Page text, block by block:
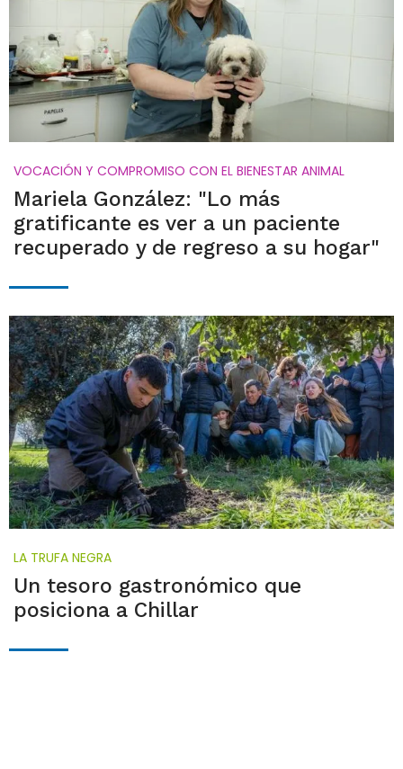
VOCACIÓN Y COMPROMISO CON EL BIENESTAR ANIMAL
Mariela González: "Lo más
gratificante es ver a un paciente
recuperado y de regreso a su hogar"
LA TRUFA NEGRA
Un tesoro gastronómico que
posiciona a Chillar